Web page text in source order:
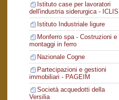
Istituto case per lavoratori
dell'industria siderurgica - ICLIS
Istituto Industriale ligure
Monferro spa - Costruzioni e
montaggi in ferro
Nazionale Cogne
Partecipazioni e gestioni
immobiliari - PAGEIM
Società acquedotti della
Versilia